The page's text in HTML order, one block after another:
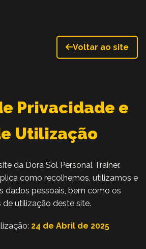
Voltar ao site
Privacidade e
Utilização
da Dora Sol Personal Trainer.
como recolhemos, utilizamos e
dados pessoais, bem como os
utilização deste site.
24 de Abril de 2025